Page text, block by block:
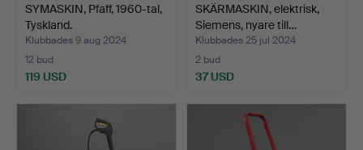
SYMASKIN, Pfaff, 1960-tal,
Tyskland.
Klubbades 9 aug 2024
12 bud
119 USD
SKÄRMASKIN, elektrisk,
Siemens, nyare till…
Klubbades 25 jul 2024
2 bud
37 USD